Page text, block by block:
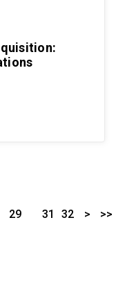
29
31 32 > >>